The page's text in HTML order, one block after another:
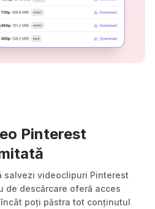
Pinterest
salvezi videoclipuri Pinterest
de descărcare oferă acces
poți păstra tot conținutul